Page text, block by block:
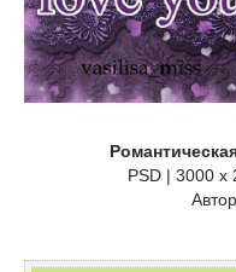
PSD | 3000